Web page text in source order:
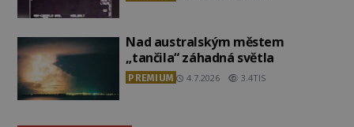
Nad australským městem
„tančila“ záhadná světla
PREMIUM 4.7.2026 3.4TIS